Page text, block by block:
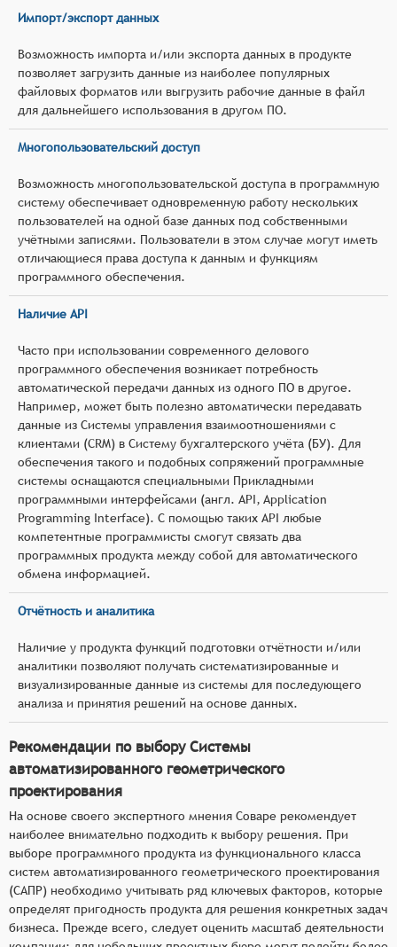
Импорт/экспорт данных
Возможность импорта и/или экспорта данных в продукте
позволяет загрузить данные из наиболее популярных
файловых форматов или выгрузить рабочие данные в файл
для дальнейшего использования в другом ПО.
Многопользовательский доступ
Возможность многопользовательской доступа в программную
систему обеспечивает одновременную работу нескольких
пользователей на одной базе данных под собственными
учётными записями. Пользователи в этом случае могут иметь
отличающиеся права доступа к данным и функциям
программного обеспечения.
Наличие API
Часто при использовании современного делового
программного обеспечения возникает потребность
автоматической передачи данных из одного ПО в другое.
Например, может быть полезно автоматически передавать
данные из Системы управления взаимоотношениями с
клиентами (CRM) в Систему бухгалтерского учёта (БУ). Для
обеспечения такого и подобных сопряжений программные
системы оснащаются специальными Прикладными
программными интерфейсами (англ. API, Application
Programming Interface). С помощью таких API любые
компетентные программисты смогут связать два
программных продукта между собой для автоматического
обмена информацией.
Отчётность и аналитика
Наличие у продукта функций подготовки отчётности и/или
аналитики позволяют получать систематизированные и
визуализированные данные из системы для последующего
анализа и принятия решений на основе данных.
Рекомендации по выбору Системы
автоматизированного геометрического
проектирования
На основе своего экспертного мнения Соваре рекомендует
наиболее внимательно подходить к выбору решения. При
выборе программного продукта из функционального класса
систем автоматизированного геометрического проектирования
(САПР) необходимо учитывать ряд ключевых факторов, которые
определят пригодность продукта для решения конкретных задач
бизнеса. Прежде всего, следует оценить масштаб деятельности